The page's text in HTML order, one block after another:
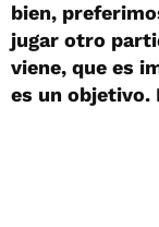
bien,
jugar otro
viene, que es
es un objetivo.